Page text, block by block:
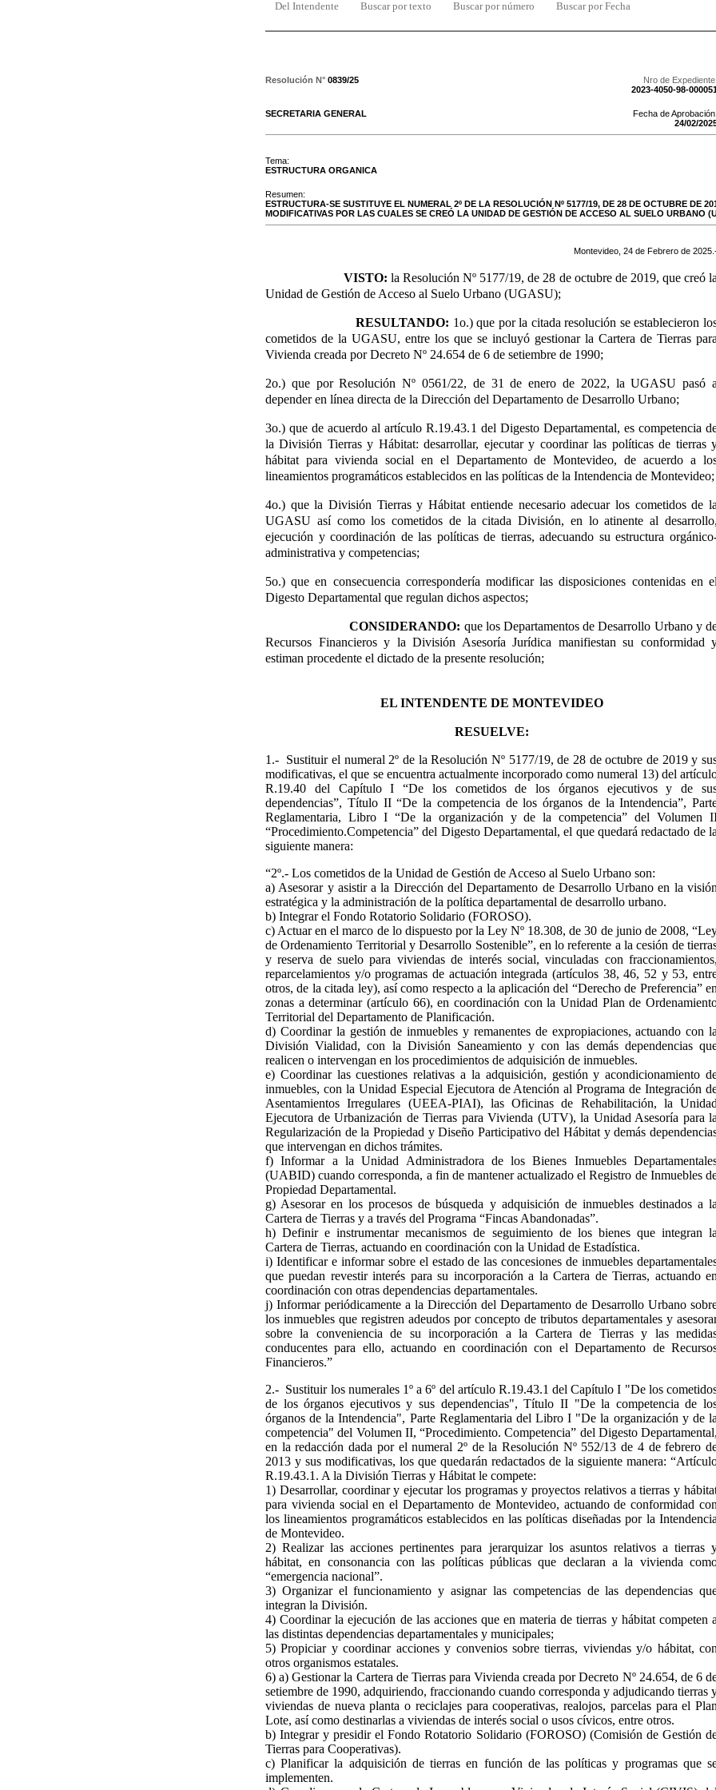
Del Intendente Buscar por texto Buscar por número Buscar por Fecha
Resolución N° 0839/25
Nro de Expediente:
2023-4050-98-
SECRETARIA GENERAL
Fecha de Aprobación:
24/02/
Tema:
ESTRUCTURA ORGANICA
Resumen:
ESTRUCTURA-SE SUSTITUYE EL NUMERAL 2º DE LA RESOLUCIÓN Nº 5177/19, DE 28 DE OCTUBRE DE
MODIFICATIVAS POR LAS CUALES SE CREÓ LA UNIDAD DE GESTIÓN DE ACCESO AL SUELO URBANO
Montevideo, 24 de Febrero de 2025
VISTO: la Resolución Nº 5177/19, de 28 de octubre de 2019, que creó la
Unidad de Gestión de Acceso al Suelo Urbano (UGASU);
RESULTANDO: 1o.) que por la citada resolución se establecieron
cometidos de la UGASU, entre los que se incluyó gestionar la Cartera de Tierras para
Vivienda creada por Decreto Nº 24.654 de 6 de setiembre de 1990;
2o.) que por Resolución Nº 0561/22, de 31 de enero de 2022, la UGASU pasó a
depender en línea directa de la Dirección del Departamento de Desarrollo Urbano;
3o.) que de acuerdo al artículo R.19.43.1 del Digesto Departamental, es competencia
la División Tierras y Hábitat: desarrollar, ejecutar y coordinar las políticas de tierras
hábitat para vivienda social en el Departamento de Montevideo, de acuerdo a
lineamientos programáticos establecidos en las políticas de la Intendencia de Montevideo;
4o.) que la División Tierras y Hábitat entiende necesario adecuar los cometidos de la
UGASU así como los cometidos de la citada División, en lo atinente al desarrollo,
ejecución y coordinación de las políticas de tierras, adecuando su estructura
administrativa y competencias;
5o.) que en consecuencia correspondería modificar las disposiciones contenidas en el
Digesto Departamental que regulan dichos aspectos;
CONSIDERANDO: que los Departamentos de Desarrollo Urbano y
Recursos Financieros y la División Asesoría Jurídica manifiestan su conformidad
estiman procedente el dictado de la presente resolución;
EL INTENDENTE DE MONTEVIDEO
RESUELVE:
1.- Sustituir el numeral 2º de la Resolución Nº 5177/19, de 28 de octubre de 2019 y
modificativas, el que se encuentra actualmente incorporado como numeral 13) del
R.19.40 del Capítulo I “De los cometidos de los órganos ejecutivos y de
dependencias”, Título II “De la competencia de los órganos de la Intendencia”,
Reglamentaria, Libro I “De la organización y de la competencia” del Volumen
“Procedimiento.Competencia” del Digesto Departamental, el que quedará redactado de la
siguiente manera:
“2º.- Los cometidos de la Unidad de Gestión de Acceso al Suelo Urbano son:
a) Asesorar y asistir a la Dirección del Departamento de Desarrollo Urbano en la visión
estratégica y la administración de la política departamental de desarrollo urbano.
b) Integrar el Fondo Rotatorio Solidario (FOROSO).
c) Actuar en el marco de lo dispuesto por la Ley Nº 18.308, de 30 de junio de 2008,
de Ordenamiento Territorial y Desarrollo Sostenible”, en lo referente a la cesión de
y reserva de suelo para viviendas de interés social, vinculadas con fraccionamientos,
reparcelamientos y/o programas de actuación integrada (artículos 38, 46, 52 y 53,
otros, de la citada ley), así como respecto a la aplicación del “Derecho de Preferencia” en
zonas a determinar (artículo 66), en coordinación con la Unidad Plan de
Territorial del Departamento de Planificación.
d) Coordinar la gestión de inmuebles y remanentes de expropiaciones, actuando con la
División Vialidad, con la División Saneamiento y con las demás dependencias
realicen o intervengan en los procedimientos de adquisición de inmuebles.
e) Coordinar las cuestiones relativas a la adquisición, gestión y acondicionamiento
inmuebles, con la Unidad Especial Ejecutora de Atención al Programa de Integración
Asentamientos Irregulares (UEEA-PIAI), las Oficinas de Rehabilitación, la Unidad
Ejecutora de Urbanización de Tierras para Vivienda (UTV), la Unidad Asesoría para la
Regularización de la Propiedad y Diseño Participativo del Hábitat y demás
que intervengan en dichos trámites.
f) Informar a la Unidad Administradora de los Bienes Inmuebles
(UABID) cuando corresponda, a fin de mantener actualizado el Registro de Inmuebles
Propiedad Departamental.
g) Asesorar en los procesos de búsqueda y adquisición de inmuebles destinados a la
Cartera de Tierras y a través del Programa “Fincas Abandonadas”.
h) Definir e instrumentar mecanismos de seguimiento de los bienes que integran la
Cartera de Tierras, actuando en coordinación con la Unidad de Estadística.
i) Identificar e informar sobre el estado de las concesiones de inmuebles
que puedan revestir interés para su incorporación a la Cartera de Tierras, actuando en
coordinación con otras dependencias departamentales.
j) Informar periódicamente a la Dirección del Departamento de Desarrollo Urbano
los inmuebles que registren adeudos por concepto de tributos departamentales y
sobre la conveniencia de su incorporación a la Cartera de Tierras y las
conducentes para ello, actuando en coordinación con el Departamento de
Financieros.”
2.- Sustituir los numerales 1º a 6º del artículo R.19.43.1 del Capítulo I "De los
de los órganos ejecutivos y sus dependencias", Título II "De la competencia de
órganos de la Intendencia", Parte Reglamentaria del Libro I "De la organización y de la
competencia" del Volumen II, “Procedimiento. Competencia” del Digesto Departamental,
en la redacción dada por el numeral 2º de la Resolución Nº 552/13 de 4 de febrero
2013 y sus modificativas, los que quedarán redactados de la siguiente manera:
R.19.43.1. A la División Tierras y Hábitat le compete:
1) Desarrollar, coordinar y ejecutar los programas y proyectos relativos a tierras y
para vivienda social en el Departamento de Montevideo, actuando de conformidad con
los lineamientos programáticos establecidos en las políticas diseñadas por la Intendencia
de Montevideo.
2) Realizar las acciones pertinentes para jerarquizar los asuntos relativos a tierras
hábitat, en consonancia con las políticas públicas que declaran a la vivienda
“emergencia nacional”.
3) Organizar el funcionamiento y asignar las competencias de las dependencias
integran la División.
4) Coordinar la ejecución de las acciones que en materia de tierras y hábitat competen a
las distintas dependencias departamentales y municipales;
5) Propiciar y coordinar acciones y convenios sobre tierras, viviendas y/o hábitat, con
otros organismos estatales.
6) a) Gestionar la Cartera de Tierras para Vivienda creada por Decreto Nº 24.654, de 6
setiembre de 1990, adquiriendo, fraccionando cuando corresponda y adjudicando tierras
viviendas de nueva planta o reciclajes para cooperativas, realojos, parcelas para el Plan
Lote, así como destinarlas a viviendas de interés social o usos cívicos, entre otros.
b) Integrar y presidir el Fondo Rotatorio Solidario (FOROSO) (Comisión de Gestión
Tierras para Cooperativas).
c) Planificar la adquisición de tierras en función de las políticas y programas que
implementen.